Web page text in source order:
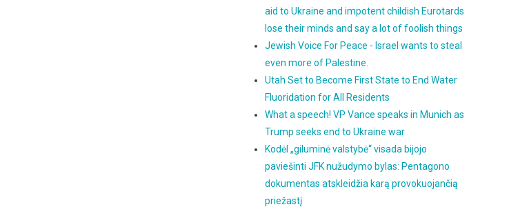
aid to Ukraine and impotent childish Eurotards
lose their minds and say a lot of foolish things
Jewish Voice For Peace - Israel wants to steal
even more of Palestine.
Utah Set to Become First State to End Water
Fluoridation for All Residents
What a speech! VP Vance speaks in Munich as
Trump seeks end to Ukraine war
Kodėl „giluminė valstybė“ visada bijojo
paviešinti JFK nužudymo bylas: Pentagono
dokumentas atskleidžia karą provokuojančią
priežastį